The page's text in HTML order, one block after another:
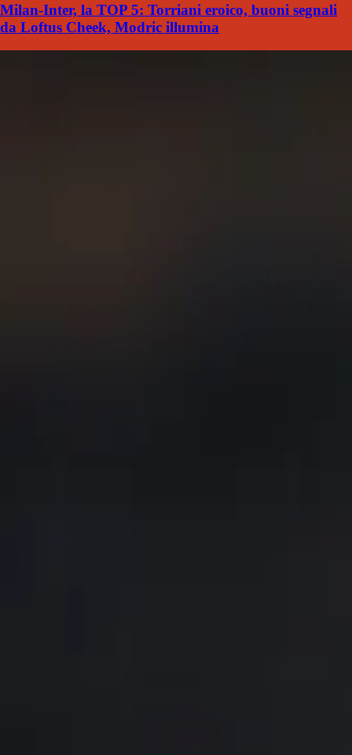
Milan-Inter, la TOP 5: Torriani eroico, buoni segnali
da Loftus Cheek, Modric illumina